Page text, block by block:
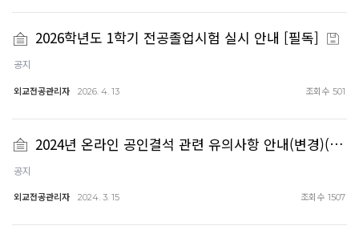
2026학년도 1학기 전공졸업시험 실시 안내 [필독]
공지
외교전공관리자 2026. 4. 13 조회수 501
2024년 온라인 공인결석 관련 유의사항 안내(변경)(…
공지
외교전공관리자 2024. 3. 15 조회수 1507